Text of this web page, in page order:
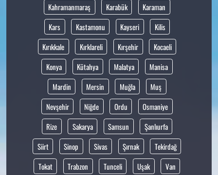
Kahramanmaraş
Karabük
Karaman
Kars
Kastamonu Kayseri
Kilis
Kırıkkale
Kırklareli Kırşehir
Kocaeli
Konya
Kütahya Malatya
Manisa
Mardin
Mersin Muğla
Muş
Nevşehir
Niğde Ordu
Osmaniye
Rize
Sakarya Samsun
Şanlıurfa
Siirt
Sinop Sivas Şırnak
Tekirdağ
Tokat
Trabzon Tunceli Uşak
Van